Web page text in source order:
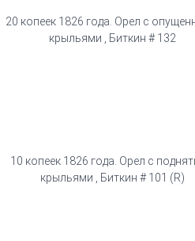
20 копеек 1826 года. Орел с
крыльями , Биткин # 132
10 копеек 1826 года. Орел с
крыльями , Биткин # 101 (R)